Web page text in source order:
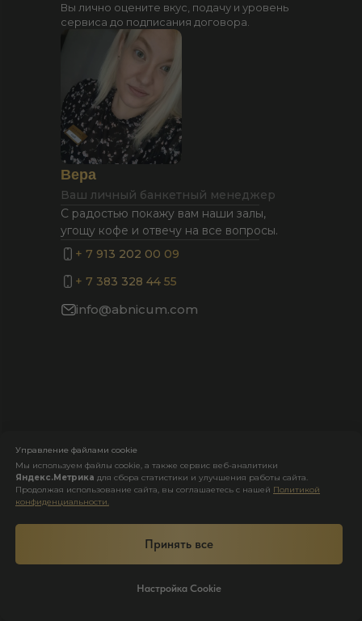
Вы лично оцените вкус, подачу и уровень
сервиса до подписания договора.
Вера
Ваш личный банкетный менеджер
С радостью покажу вам наши залы,
угощу кофе и отвечу на все вопросы.
info@abnicum.com
+ 7 913 202 00 09
+ 7 383 328 44 55
Оставить заявку на экскурсию
Управление файлами cookie
Мы используем файлы cookie, а также сервис веб-аналитики
Яндекс.Метрика для сбора статистики и улучшения работы сайта.
Продолжая использование сайта, вы соглашаетесь с нашей Политикой
конфиденциальности.
Принять все
Настройка Cookie